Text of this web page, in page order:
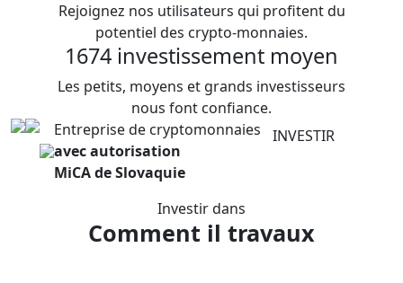
Rejoignez nos utilisateurs qui profitent du
potentiel des crypto-monnaies.
1674 investissement moyen
Les petits, moyens et grands investisseurs
nous font confiance.
Entreprise de cryptomonnaies
avec autorisation
MiCA de Slovaquie
INVESTIR
Investir dans
Comment il travaux